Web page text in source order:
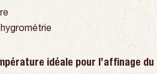
hygrométrie
idéale pour l’affinage